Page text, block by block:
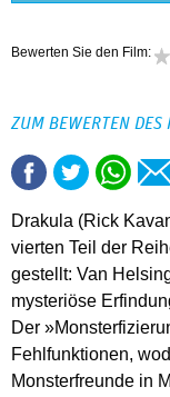
Bewerten Sie den Film:
ZUM BEWERTEN
Drakula (Rick
vierten Teil der
gestellt: Van
mysteriöse
Der
Fehlfunktionen,
Monsterfreunde in